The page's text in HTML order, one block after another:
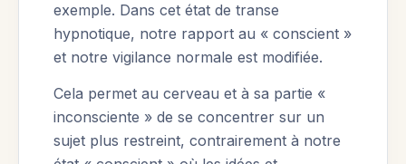
exemple. Dans cet état de transe
hypnotique, notre rapport au « conscient »
et notre vigilance normale est modifiée.
Cela permet au cerveau et à sa partie «
inconsciente » de se concentrer sur un
sujet plus restreint, contrairement à notre